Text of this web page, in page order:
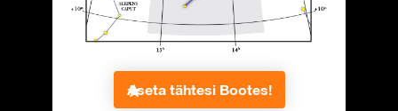
Aseta tähtesi Bootes!